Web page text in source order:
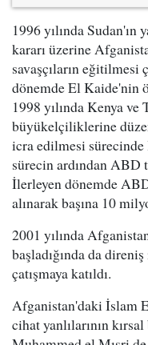
1996 yılında Sudan'ın
kararı üzerine
savaşçıların eğitilmesi
dönemde El Kaide'nin
1998 yılında Kenya
büyükelçiliklerine
icra edilmesi
sürecin ardından ABD
İlerleyen dönemde
alınarak başına 10
2001 yılında
başladığında da
çatışmaya katıldı.
Afganistan'daki İslam
cihat yanlılarının